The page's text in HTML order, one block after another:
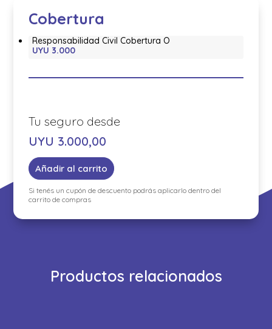
Cobertura
Responsabilidad Civil Cobertura O
UYU 3.000
UYU 3.000,00
Añadir al carrito
Si tenés un cupón de descuento podrás aplicarlo dentro del
carrito de compras
Productos relacionados